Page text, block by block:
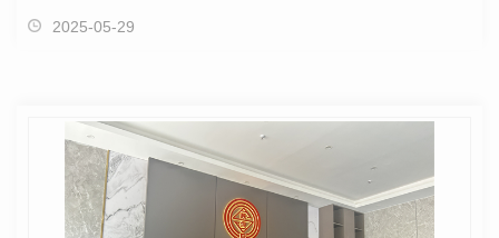
关键特点和应用场景：关键特点：电压等级：低压电力…
2025-05-29